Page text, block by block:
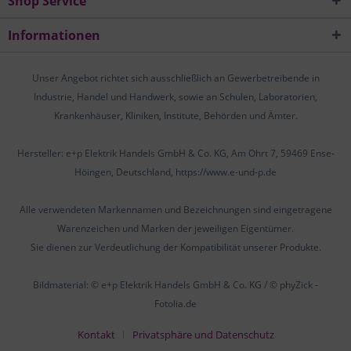
Informationen
Unser Angebot richtet sich ausschließlich an Gewerbetreibende in
Industrie, Handel und Handwerk, sowie an Schulen, Laboratorien,
Krankenhäuser, Kliniken, Institute, Behörden und Ämter.
Hersteller: e+p Elektrik Handels GmbH & Co. KG, Am Ohrt 7, 59469 Ense-
Höingen, Deutschland, https://www.e-und-p.de
Alle verwendeten Markennamen und Bezeichnungen sind eingetragene
Warenzeichen und Marken der jeweiligen Eigentümer.
Sie dienen zur Verdeutlichung der Kompatibilität unserer Produkte.
Bildmaterial: © e+p Elektrik Handels GmbH & Co. KG / © phyZick -
Fotolia.de
Kontakt
Privatsphäre und Datenschutz